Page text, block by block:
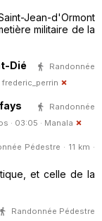
Jean-d'Ormont
militaire de la
Dié
Randonnée
frederic_perrin
Randonnée
· 03:05 · Manala
Pédestre · 11 km ·
et celle de la
Randonnée Pédestre